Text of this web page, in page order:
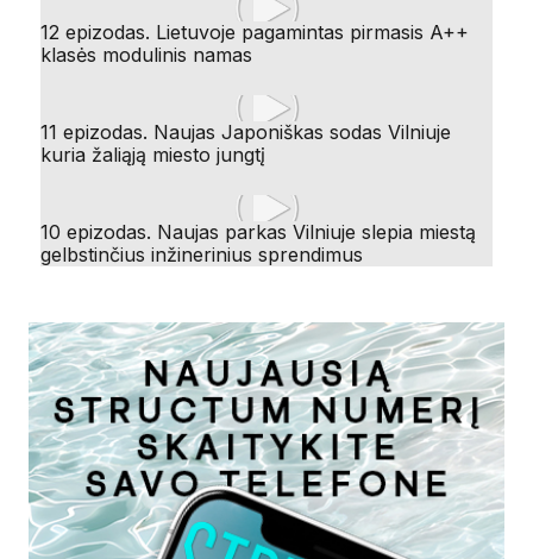
12 epizodas. Lietuvoje pagamintas pirmasis A++
klasės modulinis namas
11 epizodas. Naujas Japoniškas sodas Vilniuje
kuria žaliąją miesto jungtį
10 epizodas. Naujas parkas Vilniuje slepia miestą
gelbstinčius inžinerinius sprendimus